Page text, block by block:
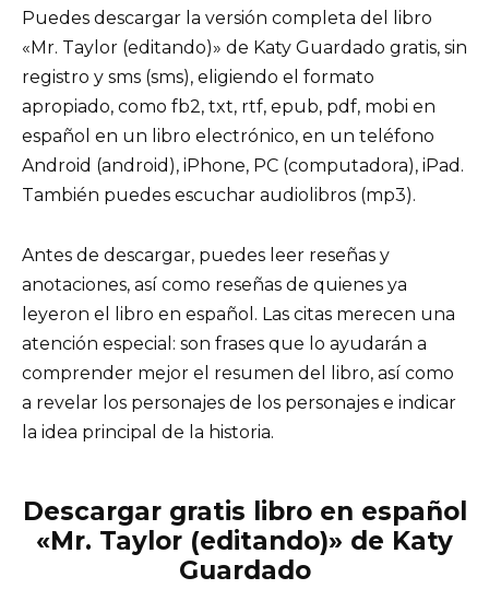
Puedes descargar la versión completa del libro
«Mr. Taylor (editando)» de Katy Guardado gratis, sin
registro y sms (sms), eligiendo el formato
apropiado, como fb2, txt, rtf, epub, pdf, mobi en
español en un libro electrónico, en un teléfono
Android (android), iPhone, PC (computadora), iPad.
También puedes escuchar audiolibros (mp3).
Antes de descargar, puedes leer reseñas y
anotaciones, así como reseñas de quienes ya
leyeron el libro en español. Las citas merecen una
atención especial: son frases que lo ayudarán a
comprender mejor el resumen del libro, así como
a revelar los personajes de los personajes e indicar
la idea principal de la historia.
Descargar gratis libro en español
«Mr. Taylor (editando)» de Katy
Guardado